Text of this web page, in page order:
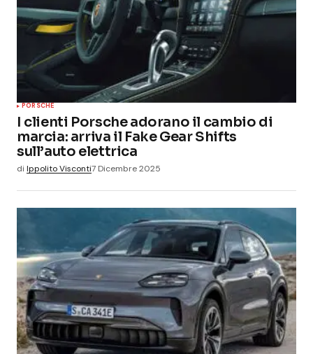
PORSCHE
I clienti Porsche adorano il cambio di
marcia: arriva il Fake Gear Shifts
sull’auto elettrica
di Ippolito Visconti7 Dicembre 2025